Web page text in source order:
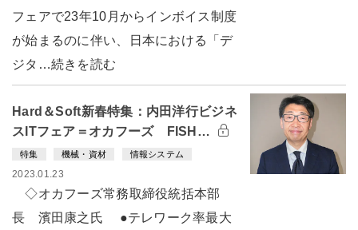
フェアで23年10月からインボイス制度
が始まるのに伴い、日本における「デ
ジタ…続きを読む
Hard＆Soft新春特集：内田洋行ビジネ
スITフェア＝オカフーズ FISH…
特集 機械・資材 情報システム
2023.01.23
◇オカフーズ常務取締役統括本部
長 濱田康之氏 ●テレワーク率最大